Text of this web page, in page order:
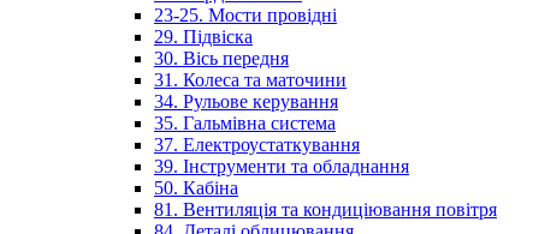
23-25. Мости провідні
29. Підвіска
30. Вісь передня
31. Колеса та маточини
34. Рульове керування
35. Гальмівна система
37. Електроустаткування
39. Інструменти та обладнання
50. Кабіна
81. Вентиляція та кондиціювання повітря